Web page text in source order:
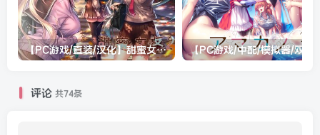
【PC游戏/直装/汉化】甜蜜女友2(包含甜蜜女友2+)
评论 共74条